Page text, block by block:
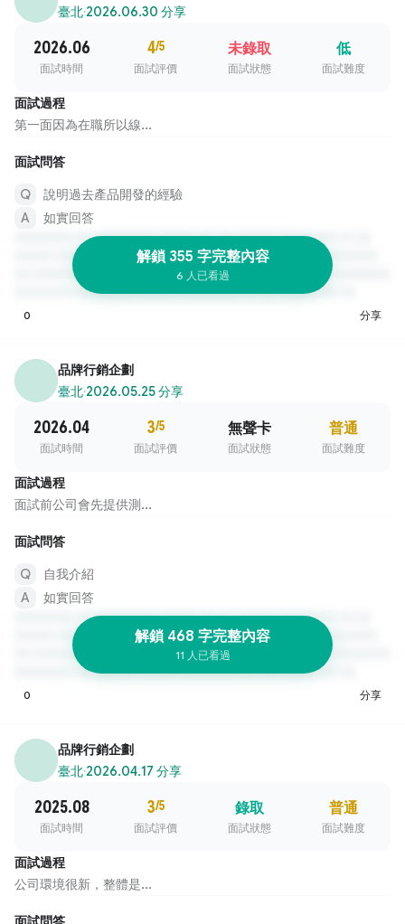
臺北·2026.06.30 分享
2026.06
面試時間
4/5
面試評價
未錄取
面試狀態
低
面試難度
面試過程
第一面因為在職所以線...
面試問答
說明過去產品開發的經驗
如實回答
解鎖 355 字完整內容
6 人已看過
0 分享
品牌行銷企劃
臺北·2026.05.25 分享
2026.04
面試時間
3/5
面試評價
無聲卡
面試狀態
普通
面試難度
面試過程
面試前公司會先提供測...
面試問答
自我介紹
如實回答
解鎖 468 字完整內容
11 人已看過
0 分享
品牌行銷企劃
臺北·2026.04.17 分享
2025.08
面試時間
3/5
面試評價
錄取
面試狀態
普通
面試難度
面試過程
公司環境很新，整體是...
面試問答